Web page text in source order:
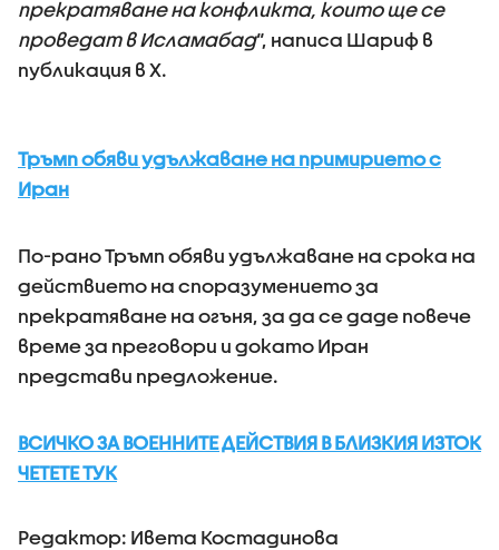
прекратяване на конфликта, които ще се
проведат в Исламабад“, написа Шариф в
публикация в X.
Тръмп обяви удължаване на примирието с
Иран
По-рано Тръмп обяви удължаване на срока на
действието на споразумението за
прекратяване на огъня, за да се даде повече
време за преговори и докато Иран
представи предложение.
ВСИЧКО ЗА ВОЕННИТЕ ДЕЙСТВИЯ В БЛИЗКИЯ ИЗТОК
ЧЕТЕТЕ ТУК
Редактор: Ивета Костадинова